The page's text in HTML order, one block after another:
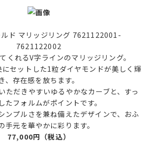
ド マリッジリング 7621122001-
7621122002
くれるV字ラインのマリッジリング。
にセットした1粒ダイヤモンドが美しく輝
、存在感を放ちます。
ただきやすいゆるやかなカーブと、すっ
たフォルムがポイントです。
ンプルさを兼ね備えたデザインで、おふ
手元を華やかに彩ります。
77,000円（税込）